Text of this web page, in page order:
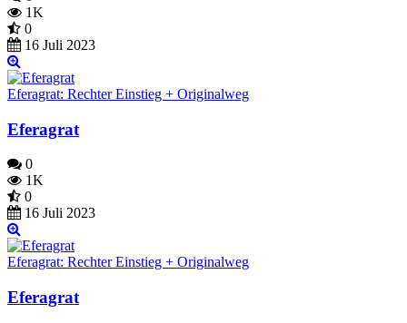
1K
0
16 Juli 2023
Eferagrat: Rechter Einstieg + Originalweg
Eferagrat
0
1K
0
16 Juli 2023
Eferagrat: Rechter Einstieg + Originalweg
Eferagrat